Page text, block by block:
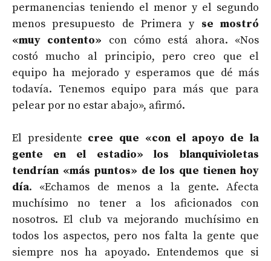
permanencias teniendo el menor y el segundo
menos presupuesto de Primera y se mostró
«muy contento» con cómo está ahora. «Nos
costó mucho al principio, pero creo que el
equipo ha mejorado y esperamos que dé más
todavía. Tenemos equipo para más que para
pelear por no estar abajo», afirmó.
El presidente cree que «con el apoyo de la
gente en el estadio» los blanquivioletas
tendrían «más puntos» de los que tienen hoy
día. «Echamos de menos a la gente. Afecta
muchísimo no tener a los aficionados con
nosotros. El club va mejorando muchísimo en
todos los aspectos, pero nos falta la gente que
siempre nos ha apoyado. Entendemos que si